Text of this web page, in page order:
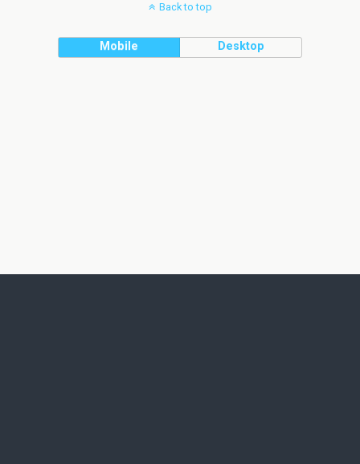
Back to top
Mobile Desktop